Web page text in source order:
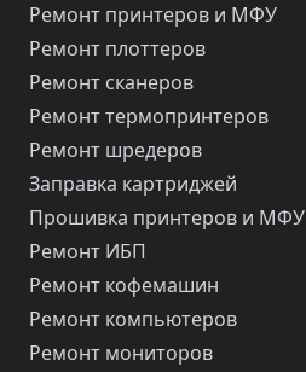
Ремонт принтеров и МФУ
Ремонт плоттеров
Ремонт сканеров
Ремонт термопринтеров
Ремонт шредеров
Заправка картриджей
Прошивка принтеров и МФУ
Ремонт ИБП
Ремонт кофемашин
Ремонт компьютеров
Ремонт мониторов